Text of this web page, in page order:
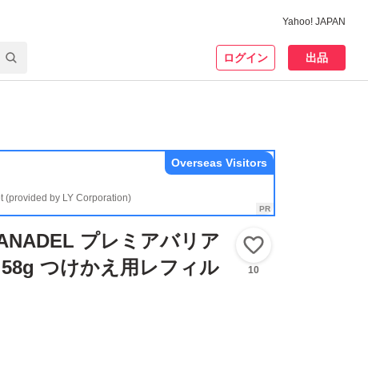
Yahoo! JAPAN
ログイン 出品
(provided by LY Corporation)
Overseas Visitors
プレミアバリア
つけかえ用レフィル
10